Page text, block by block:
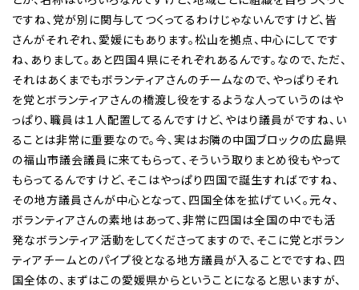
ですね、党が別に関与してつくってるわけじゃないんですけど、皆
さんがそれぞれ、愛媛にもあります。松山を拠点、中心にしてです
ね、ありまして。あと四国４県にそれぞれあるんです。なので、ただ、
それはあくまでもボランティアさんのチームなので、やっぱりそれ
を党とボランティアさんの橋渡し役をするような人っていうのはや
っぱり、職員は１人配置してるんですけど、やはり議員がですね、い
ることは非常に重要なので。今、実はお隣の中国ブロックの広島県
の福山市議会議員に来てもらって、そういう取りまとめ役もやって
もらってるんですけど、そこはやっぱり四国で誕生すればですね、
その地方議員さんが中心となって、四国全体を拡げていく。元々、
ボランティアさんの素地はあって、非常に四国は全国の中でも活
発なボランティア活動をしてくださってますので、そこに党とボラン
ティアチームとのパイプ役となる地方議員が入ることでですね、四
国全体の、まずはこの愛媛県からということになると思いますが、